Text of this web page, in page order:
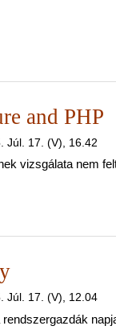
and PHP
Júl. 17. (V), 16.42
vizsgálata nem
Júl. 17. (V), 12.04